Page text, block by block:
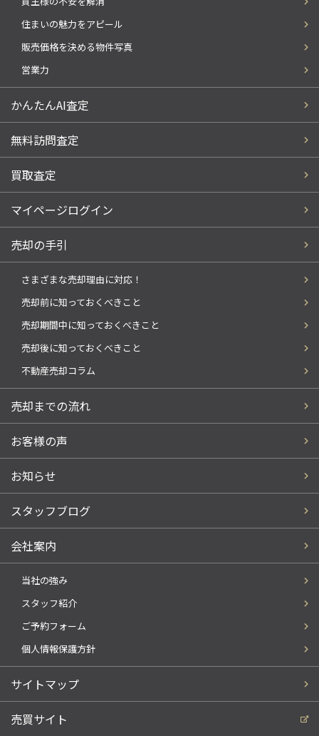
住まいの魅力をアピール
販売価格を決める物件写真
営業力
かんたんAI査定
無料訪問査定
買取査定
マイページログイン
売却の手引
さまざまな売却理由に対応！
売却前に知っておくべきこと
売却期間中に知っておくべきこと
売却後に知っておくべきこと
不動産売却コラム
売却までの流れ
お客様の声
お知らせ
スタッフブログ
会社案内
当社の強み
スタッフ紹介
ご予約フォーム
個人情報保護方針
サイトマップ
売買サイト